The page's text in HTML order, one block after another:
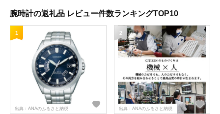
腕時計の返礼品 レビュー件数ランキングTOP10
1
出典：ANAのふるさと納税
2
出典：ANAのふるさと納税